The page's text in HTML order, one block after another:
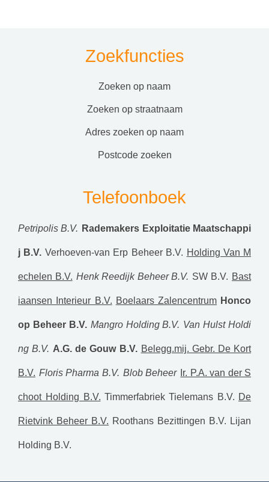
Zoekfuncties
zoeken op naam
zoeken op straatnaam
adres zoeken op naam
postcode zoeken
Telefoonboek
Petripolis B.V. Rademakers Exploitatie Maatschappi
j B.V. Verhoeven-van Erp Beheer B.V. Holding Van M
echelen B.V. Henk Reedijk Beheer B.V. SW B.V. Bast
iaansen Interieur B.V. Boelaars Zalencentrum Honco
op Beheer B.V. Mangro Holding B.V. Van Hulst Holdi
ng B.V. A.G. de Gouw B.V. Belegg.mij. Gebr. De Kort
B.V. Floris Pharma B.V. Blob Beheer Ir. P.A. van der S
choot Holding B.V. Timmerfabriek Tielemans B.V. De
Rietvink Beheer B.V. Roothans Bezittingen B.V. Lijan
Holding B.V.